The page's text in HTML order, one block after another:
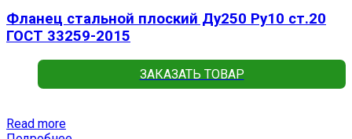
Фланец стальной плоский Ду250 Ру10 ст.20
ГОСТ 33259-2015
ЗАКАЗАТЬ ТОВАР
Read more